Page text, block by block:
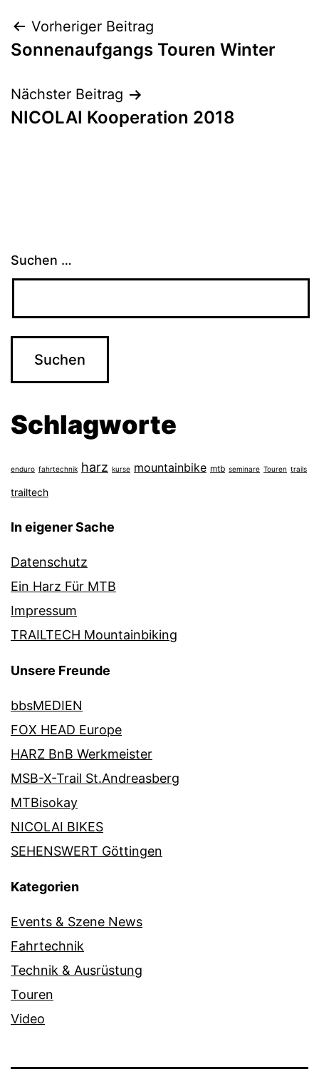
Beitragsnavigation
Vorheriger Beitrag
Sonnenaufgangs Touren Winter
Nächster Beitrag
NICOLAI Kooperation 2018
Suchen …
Schlagworte
enduro fahrtechnik harz kurse mountainbike mtb seminare Touren trails
trailtech
In eigener Sache
Datenschutz
Ein Harz Für MTB
Impressum
TRAILTECH Mountainbiking
Unsere Freunde
bbsMEDIEN
FOX HEAD Europe
HARZ BnB Werkmeister
MSB-X-Trail St.Andreasberg
MTBisokay
NICOLAI BIKES
SEHENSWERT Göttingen
Kategorien
Events & Szene News
Fahrtechnik
Technik & Ausrüstung
Touren
Video